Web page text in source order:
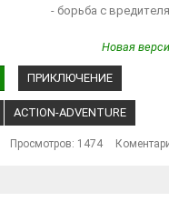
- борьба с
Новая
ПРИКЛЮЧЕНИЕ
ACTION-ADVENTURE
Просмотров: 1474